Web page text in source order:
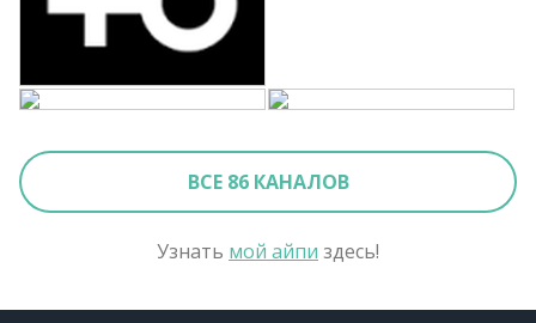
ВСЕ 86 КАНАЛОВ
Узнать мой айпи здесь!